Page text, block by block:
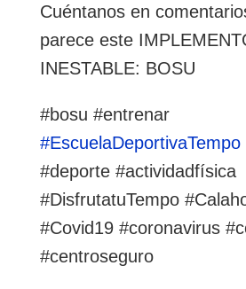
Cuéntanos en
parece este
INESTABLE: BOSU
#bosu #entrenar
#EscuelaDeportivaTempo
#deporte #actividadfísica
#DisfrutatuTempo
#Covid19 #coronavirus
#centroseguro